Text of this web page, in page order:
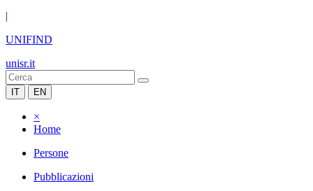
|
UNIFIND
unisr.it
IT EN
×
Home
Persone
Pubblicazioni